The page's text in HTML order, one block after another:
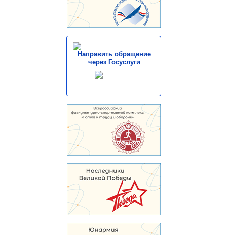
Направить обращение
через Госуслуги